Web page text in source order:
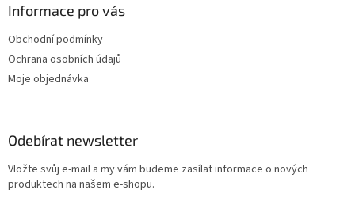
Informace pro vás
Obchodní podmínky
Ochrana osobních údajů
Moje objednávka
Odebírat newsletter
Vložte svůj e-mail a my vám budeme zasílat informace o nových
produktech na našem e-shopu.